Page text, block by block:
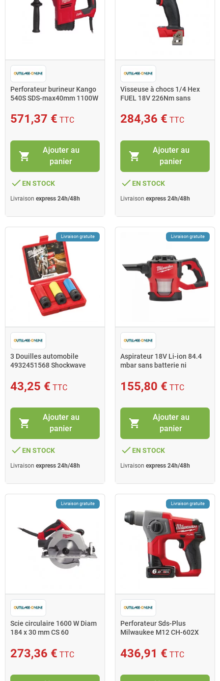
Perforateur burineur Kango
540S SDS-max40mm 1100W
571,37 € TTC
shopping_cart
Ajouter au
panier
done EN STOCK
Livraison express 24h/48h
Visseuse à chocs 1/4 Hex
FUEL 18V 226Nm sans
Milwaukee
284,36 € TTC
shopping_cart
Ajouter au
panier
done EN STOCK
Livraison express 24h/48h
Livraison gratuite
3 Douilles automobile
4932451568 Shockwave
43,25 € TTC
shopping_cart
Ajouter au
panier
done EN STOCK
Livraison express 24h/48h
Livraison gratuite
Aspirateur 18V Li-ion 84.4
mbar sans batterie ni
Milwaukee
155,80 € TTC
shopping_cart
Ajouter au
panier
done EN STOCK
Livraison express 24h/48h
Livraison gratuite
Scie circulaire 1600 W Diam
184 x 30 mm CS 60
273,36 € TTC
Livraison gratuite
Perforateur Sds-Plus
Milwaukee M12 CH-602X
436,91 € TTC